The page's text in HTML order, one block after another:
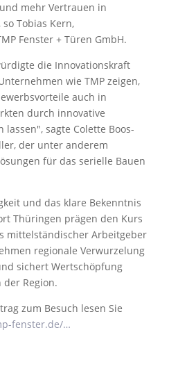
mehr Vertrauen in
Tobias Kern,
Fenster + Türen GmbH.
die Innovationskraft
wie TMP zeigen,
auch in
durch innovative
lassen", sagte Colette Boos-
der unter anderem
für das serielle Bauen
und das klare Bekenntnis
Thüringen prägen den Kurs
mittelständischer Arbeitgeber
regionale Verwurzelung
sichert Wertschöpfung
Region.
zum Besuch lesen Sie
fenster.de/…